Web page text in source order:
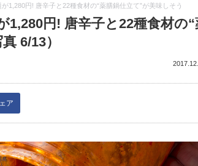
が1,280円! 唐辛子と22種食材の“薬膳鍋仕立て”が美味しそう
1,280円! 唐辛子と22種食材の
6/13）
ア